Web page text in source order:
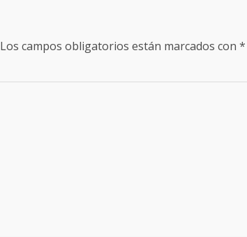
Los campos obligatorios están marcados con *